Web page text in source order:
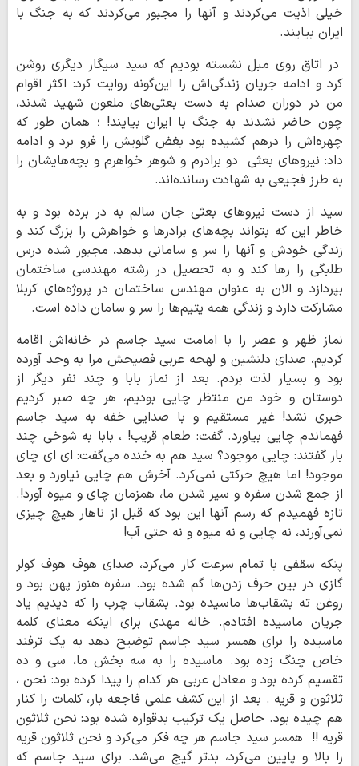
خیلی اذیت می‌کردند و آنها را مجبور می‌کردند که به جنگ با
ایران بیایند.
در اتاق روی مبل نشسته بودیم که سید سیگار دیگری روشن
کرد و ادامه جریان زندگی‌اش را این‌گونه روایت کرد: اکثر اقوام
من در دوران صدام به دست بعثی‌های ملعون شهید شدند،
چون حاضر نشدند به جنگ با ایران بیایند! ؛ همان طور که
چهره‌اش را درهم کشیده بود بغض گلویش را فرو برد و ادامه
داد: نیروهای بعثی دو برادرم و شوهر خواهرم و بچه‌هایشان را
به طرز فجیعی به شهادت رسانده‌اند.
سید از دست نیروهای بعثی جان سالم به در برده بود و به
خاطر این که بتواند بچه‌های برادرها و خواهرش را بزرگ کند و
زندگی خودش و آنها را سر و سامانی بدهد، مجبور شده درس
طلبگی را رها کند و به تحصیل در رشته مهندسی ساختمان
بپردازد و الان به عنوان مهندس ساختمان در پروژه‌های کربلا
مشارکت دارد و زندگی همه یتیم‌ها را سر و سامان داده است.
نماز ظهر و عصر را با امامت سید جاسم در خانه‌اش اقامه
کردیم، صدای دلنشین و لهجه عربی فصیحش مرا به وجد آورده
بود و بسیار لذت بردم. بعد از نماز بابا و چند نفر دیگر از
دوستان و خود من منتظر چایی بودیم، هر چه صبر کردیم
خبری نشد! غیر مستقیم و با صدایی خفه به سید جاسم
فهماندم چایی بیاورد. گفت: طعام قریب! ، بابا به شوخی چند
بار گفتند: چایی موجود؟ سید هم به خنده می‌گفت: ای ای چای
موجود! اما هیچ حرکتی نمی‌کرد. آخرش هم چایی نیاورد و بعد
از جمع شدن سفره و سیر شدن ما، همزمان چای و میوه آورد!.
تازه فهمیدم که رسم آنها این بود که قبل از ناهار هیچ چیزی
نمی‌آورند، نه چایی و نه میوه و نه حتی آب!
پنکه سقفی با تمام سرعت کار می‌کرد، صدای هوف هوف کولر
گازی در بین حرف زدن‌ها گم شده بود. سفره هنوز پهن بود و
روغن ته بشقاب‌ها ماسیده بود. بشقاب چرب را که دیدیم یاد
جریان ماسیده افتادم. خاله مهدی برای اینکه معنای کلمه
ماسیده را برای همسر سید جاسم توضیح دهد به یک ترفند
خاص چنگ زده بود. ماسیده را به سه بخش ما، سی و ده
تقسیم کرده بود و معادل عربی هر کدام را پیدا کرده بود: نحن ،
ثلاثون و قریه . بعد از این کشف علمی فاجعه بار، کلمات را کنار
هم چیده بود. حاصل یک ترکیب بدقواره شده بود: نحن ثلاثون
قریه !! همسر سید جاسم هر چه فکر می‌کرد و نحن ثلاثون قریه
را بالا و پایین می‌کرد، بدتر گیج می‌شد. برای سید جاسم که